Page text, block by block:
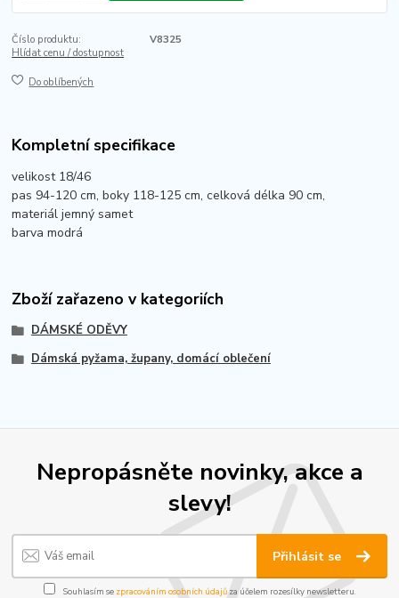
Číslo produktu:
V8325
Hlídat cenu / dostupnost
Do oblíbených
Kompletní specifikace
velikost 18/46
pas 94-120 cm, boky 118-125 cm, celková délka 90 cm,
materiál jemný samet
barva modrá
Zboží zařazeno v kategoriích
DÁMSKÉ ODĚVY
Dámská pyžama, župany, domácí oblečení
Nepropásněte novinky, akce a
slevy!
Přihlásit se
Souhlasím se zpracováním osobních údajůza účelem rozesílky newsletteru.